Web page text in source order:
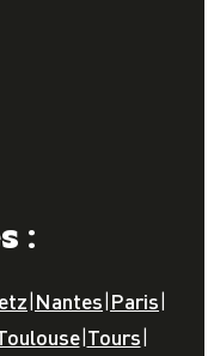
:
|Nantes|Paris|
|Tours|